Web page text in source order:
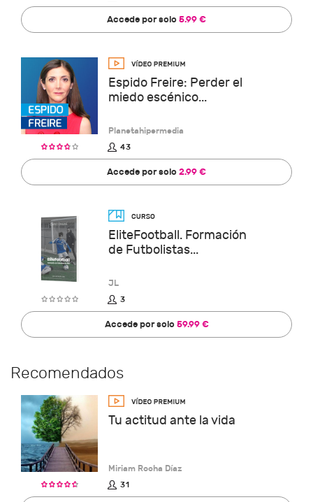
Accede por solo5.99 €
Espido Freire: Perder el
miedo escénico...
Planetahipermedia
43
Accede por solo2.99 €
EliteFootball. Formación
de Futbolistas...
JL
3
Accede por solo59.99 €
Recomendados
Tu actitud ante la vida
Miriam Rocha Díaz
31